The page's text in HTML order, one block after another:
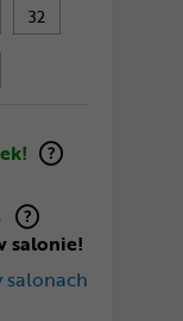
32
salonie!
salonach